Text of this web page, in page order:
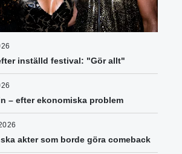
inställd festival: "Gör allt"
– efter ekonomiska problem
akter som borde göra comeback